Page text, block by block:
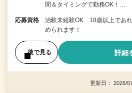
間＆タイミングで勤務OK！…
応募資格
治験未経験OK 18歳以上であ
められます！
後で見る 詳細
更新日： 2026/